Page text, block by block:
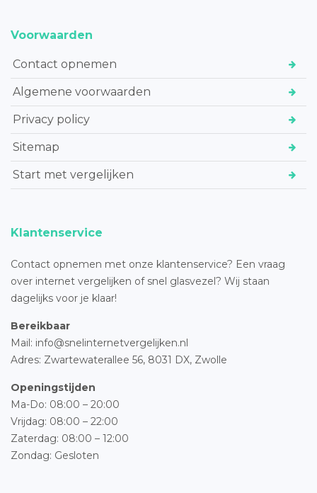
Voorwaarden
Contact opnemen
Algemene voorwaarden
Privacy policy
Sitemap
Start met vergelijken
Klantenservice
Contact opnemen met onze klantenservice? Een vraag
over internet vergelijken of snel glasvezel? Wij staan
dagelijks voor je klaar!
Bereikbaar
Mail: info@snelinternetvergelijken.nl
Adres: Zwartewaterallee 56, 8031 DX, Zwolle
Openingstijden
Ma-Do: 08:00 – 20:00
Vrijdag: 08:00 – 22:00
Zaterdag: 08:00 – 12:00
Zondag: Gesloten